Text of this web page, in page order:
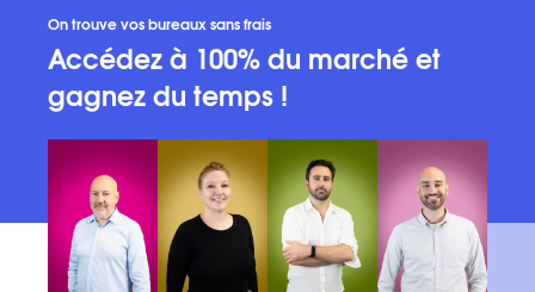
On trouve vos bureaux sans frais
Accédez à 100% du marché et
gagnez du temps !